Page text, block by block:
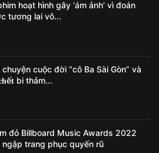
hoạt hình gây ‘ám ảnh’ vì đoán
tương lai vô...
chuyện cuộc đời “cô Ba Sài Gòn” và
bi thảm...
đỏ Billboard Music Awards 2022
ngập trang phục quyến rũ